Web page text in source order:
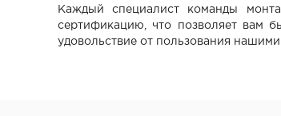
Каждый специалист команды
сертификацию, что позволяет вам
удовольствие от пользования